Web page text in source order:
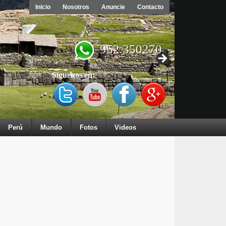
Inicio Nosotros Anuncie Contacto
952 350270
Síguenos en:
Perú Mundo Fotos Videos